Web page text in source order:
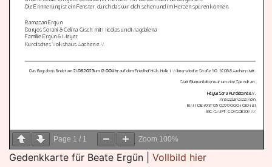
Page 1 / 1 Zoom 100%
Gedenkkarte für Beate Ergün | Vollbild hier